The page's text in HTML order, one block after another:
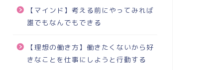
【マインド】考える前にやってみれば
誰でもなんでもできる
【理想の働き方】働きたくないから好
きなことを仕事にしようと行動する